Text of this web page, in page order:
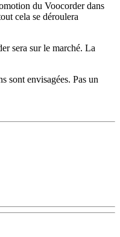
du Voocorder dans
cela se déroulera
sera sur le marché. La
sont envisagées. Pas un